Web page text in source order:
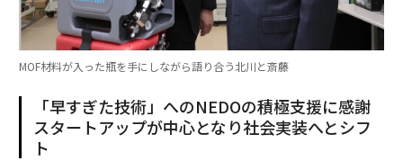
MOF材料が入った瓶を手にしながら語り合う北川と斎藤
「早すぎた技術」へのNEDOの積極支援に感謝
スタートアップが中心となり社会実装へとシフ
ト